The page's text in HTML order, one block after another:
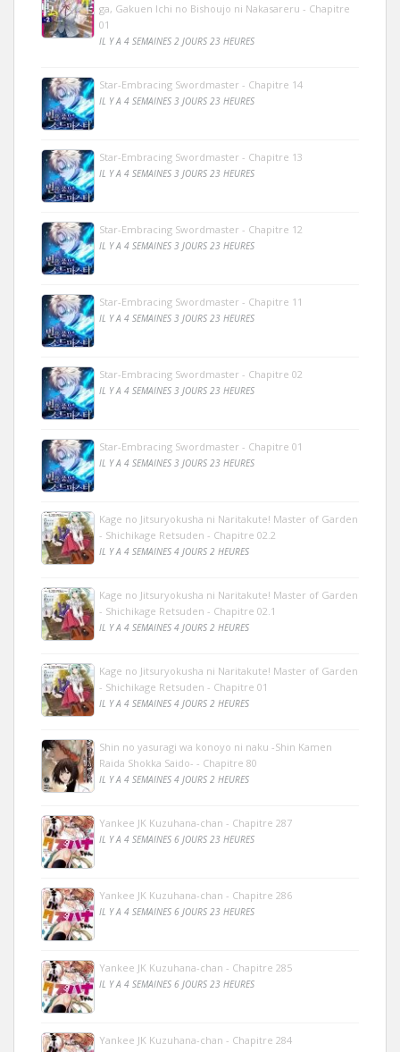
ga, Gakuen Ichi no Bishoujo ni Nakasareru - Chapitre
01
IL Y A 4 SEMAINES 2 JOURS 23 HEURES
Star-Embracing Swordmaster - Chapitre 14
IL Y A 4 SEMAINES 3 JOURS 23 HEURES
Star-Embracing Swordmaster - Chapitre 13
IL Y A 4 SEMAINES 3 JOURS 23 HEURES
Star-Embracing Swordmaster - Chapitre 12
IL Y A 4 SEMAINES 3 JOURS 23 HEURES
Star-Embracing Swordmaster - Chapitre 11
IL Y A 4 SEMAINES 3 JOURS 23 HEURES
Star-Embracing Swordmaster - Chapitre 02
IL Y A 4 SEMAINES 3 JOURS 23 HEURES
Star-Embracing Swordmaster - Chapitre 01
IL Y A 4 SEMAINES 3 JOURS 23 HEURES
Kage no Jitsuryokusha ni Naritakute! Master of Garden
- Shichikage Retsuden - Chapitre 02.2
IL Y A 4 SEMAINES 4 JOURS 2 HEURES
Kage no Jitsuryokusha ni Naritakute! Master of Garden
- Shichikage Retsuden - Chapitre 02.1
IL Y A 4 SEMAINES 4 JOURS 2 HEURES
Kage no Jitsuryokusha ni Naritakute! Master of Garden
- Shichikage Retsuden - Chapitre 01
IL Y A 4 SEMAINES 4 JOURS 2 HEURES
Shin no yasuragi wa konoyo ni naku -Shin Kamen
Raida Shokka Saido- - Chapitre 80
IL Y A 4 SEMAINES 4 JOURS 2 HEURES
Yankee JK Kuzuhana-chan - Chapitre 287
IL Y A 4 SEMAINES 6 JOURS 23 HEURES
Yankee JK Kuzuhana-chan - Chapitre 286
IL Y A 4 SEMAINES 6 JOURS 23 HEURES
Yankee JK Kuzuhana-chan - Chapitre 285
IL Y A 4 SEMAINES 6 JOURS 23 HEURES
Yankee JK Kuzuhana-chan - Chapitre 284